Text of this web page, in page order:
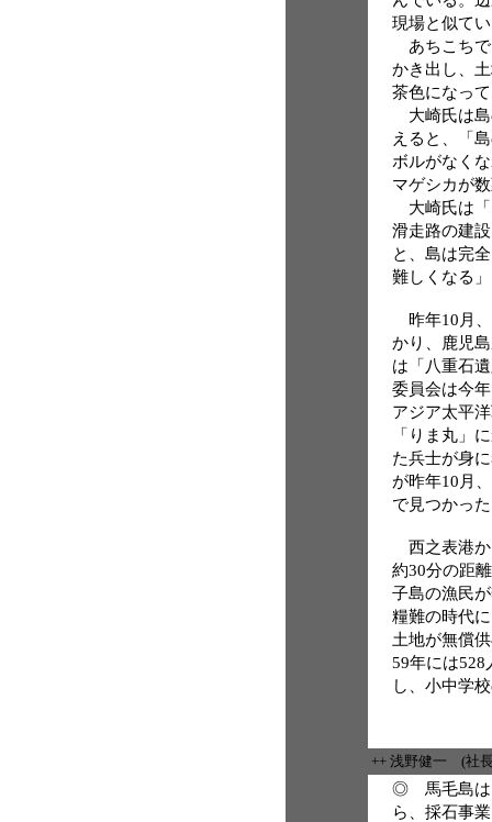
現場と似て
あちこちで
かき出し、
茶色になっ
大崎氏は島
えると、「
ボルがなく
マゲシカが
大崎氏は「
滑走路の建
と、島は完
難しくなる
昨年10月、
かり、鹿児
は「八重石
委員会は今
アジア太平
「りま丸」
た兵士が身
が昨年10月
で見つかっ
西之表港か
約30分の距
子島の漁民
糧難の時代
土地が無償
59年には528
し、小中学
++ 浅野健一 (社
◎ 馬毛島は
ら、採石事